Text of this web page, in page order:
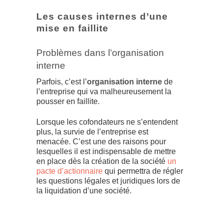
Les causes internes d’une
mise en faillite
Problèmes dans l’organisation
interne
Parfois, c’est l’organisation interne de
l’entreprise qui va malheureusement la
pousser en faillite.
Lorsque les cofondateurs ne s’entendent
plus, la survie de l’entreprise est
menacée. C’est une des raisons pour
lesquelles il est indispensable de mettre
en place dès la création de la société un
pacte d’actionnaire qui permettra de régler
les questions légales et juridiques lors de
la liquidation d’une société.